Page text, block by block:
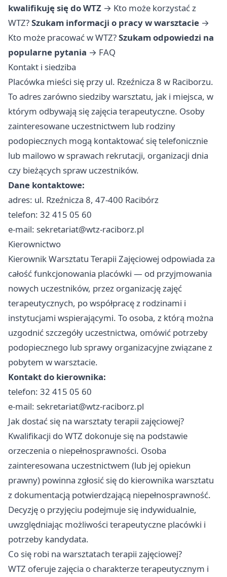
kwalifikuję się do WTZ → Kto może korzystać z
WTZ?Szukam informacji o pracy w warsztacie →
Kto może pracować w WTZ?Szukam odpowiedzi na
popularne pytania → FAQ
Kontakt i siedziba
Placówka mieści się przy ul. Rzeźnicza 8 w Raciborzu.
To adres zarówno siedziby warsztatu, jak i miejsca, w
którym odbywają się zajęcia terapeutyczne. Osoby
zainteresowane uczestnictwem lub rodziny
podopiecznych mogą kontaktować się telefonicznie
lub mailowo w sprawach rekrutacji, organizacji dnia
czy bieżących spraw uczestników.
Dane kontaktowe:
adres: ul. Rzeźnicza 8, 47-400 Racibórz
telefon: 32 415 05 60
e-mail: sekretariat@wtz-raciborz.pl
Kierownictwo
Kierownik Warsztatu Terapii Zajęciowej odpowiada za
całość funkcjonowania placówki — od przyjmowania
nowych uczestników, przez organizację zajęć
terapeutycznych, po współpracę z rodzinami i
instytucjami wspierającymi. To osoba, z którą można
uzgodnić szczegóły uczestnictwa, omówić potrzeby
podopiecznego lub sprawy organizacyjne związane z
pobytem w warsztacie.
Kontakt do kierownika:
telefon: 32 415 05 60
e-mail: sekretariat@wtz-raciborz.pl
Jak dostać się na warsztaty terapii zajęciowej?
Kwalifikacji do WTZ dokonuje się na podstawie
orzeczenia o niepełnosprawności. Osoba
zainteresowana uczestnictwem (lub jej opiekun
prawny) powinna zgłosić się do kierownika warsztatu
z dokumentacją potwierdzającą niepełnosprawność.
Decyzję o przyjęciu podejmuje się indywidualnie,
uwzględniając możliwości terapeutyczne placówki i
potrzeby kandydata.
Co się robi na warsztatach terapii zajęciowej?
WTZ oferuje zajęcia o charakterze terapeutycznym i